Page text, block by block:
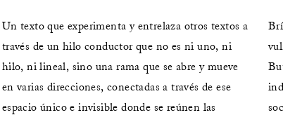
Un texto que experimenta y entrelaza otros textos a
través de un hilo conductor que no es ni uno, ni
hilo, ni lineal, sino una rama que se abre y mueve
en varias direcciones, conectadas a través de ese
espacio único e invisible donde se reúnen las